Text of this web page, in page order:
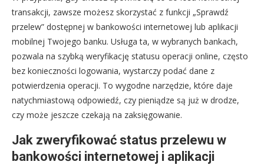
transakcji, zawsze możesz skorzystać z funkcji „Sprawdź
przelew” dostępnej w bankowości internetowej lub aplikacji
mobilnej Twojego banku. Usługa ta, w wybranych bankach,
pozwala na szybką weryfikację statusu operacji online, często
bez konieczności logowania, wystarczy podać dane z
potwierdzenia operacji. To wygodne narzędzie, które daje
natychmiastową odpowiedź, czy pieniądze są już w drodze,
czy może jeszcze czekają na zaksięgowanie.
Jak zweryfikować status przelewu w
bankowości internetowej i aplikacji